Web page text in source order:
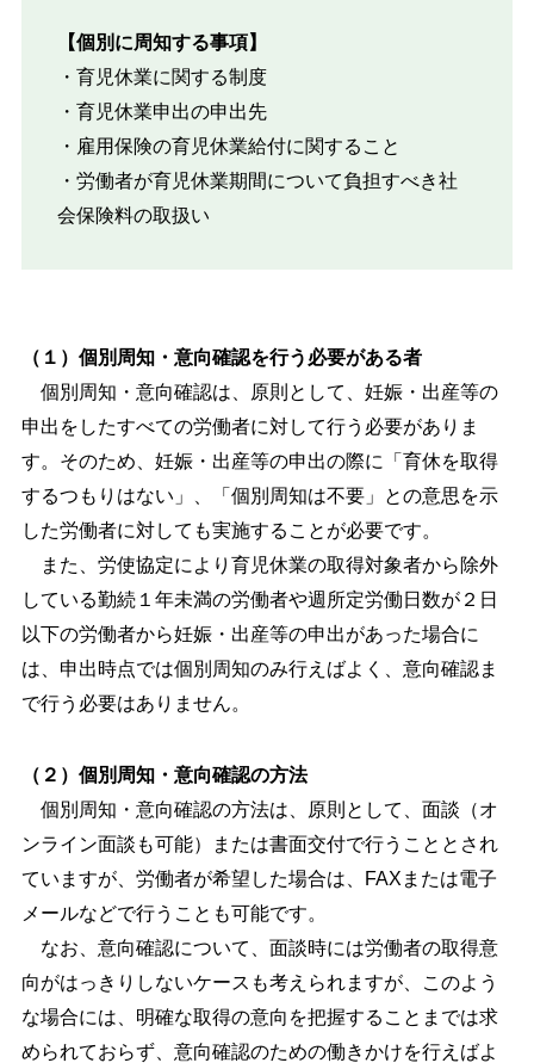
【個別に周知する事項】
・育児休業に関する制度
・育児休業申出の申出先
・雇用保険の育児休業給付に関すること
・労働者が育児休業期間について負担すべき社
会保険料の取扱い
（１）個別周知・意向確認を行う必要がある者
個別周知・意向確認は、原則として、妊娠・出産等の
申出をしたすべての労働者に対して行う必要がありま
す。そのため、妊娠・出産等の申出の際に「育休を取得
するつもりはない」、「個別周知は不要」との意思を示
した労働者に対しても実施することが必要です。
また、労使協定により育児休業の取得対象者から除外
している勤続１年未満の労働者や週所定労働日数が２日
以下の労働者から妊娠・出産等の申出があった場合に
は、申出時点では個別周知のみ行えばよく、意向確認ま
で行う必要はありません。
（２）個別周知・意向確認の方法
個別周知・意向確認の方法は、原則として、面談（オ
ンライン面談も可能）または書面交付で行うこととされ
ていますが、労働者が希望した場合は、FAXまたは電子
メールなどで行うことも可能です。
なお、意向確認について、面談時には労働者の取得意
向がはっきりしないケースも考えられますが、このよう
な場合には、明確な取得の意向を把握することまでは求
められておらず、意向確認のための働きかけを行えばよ